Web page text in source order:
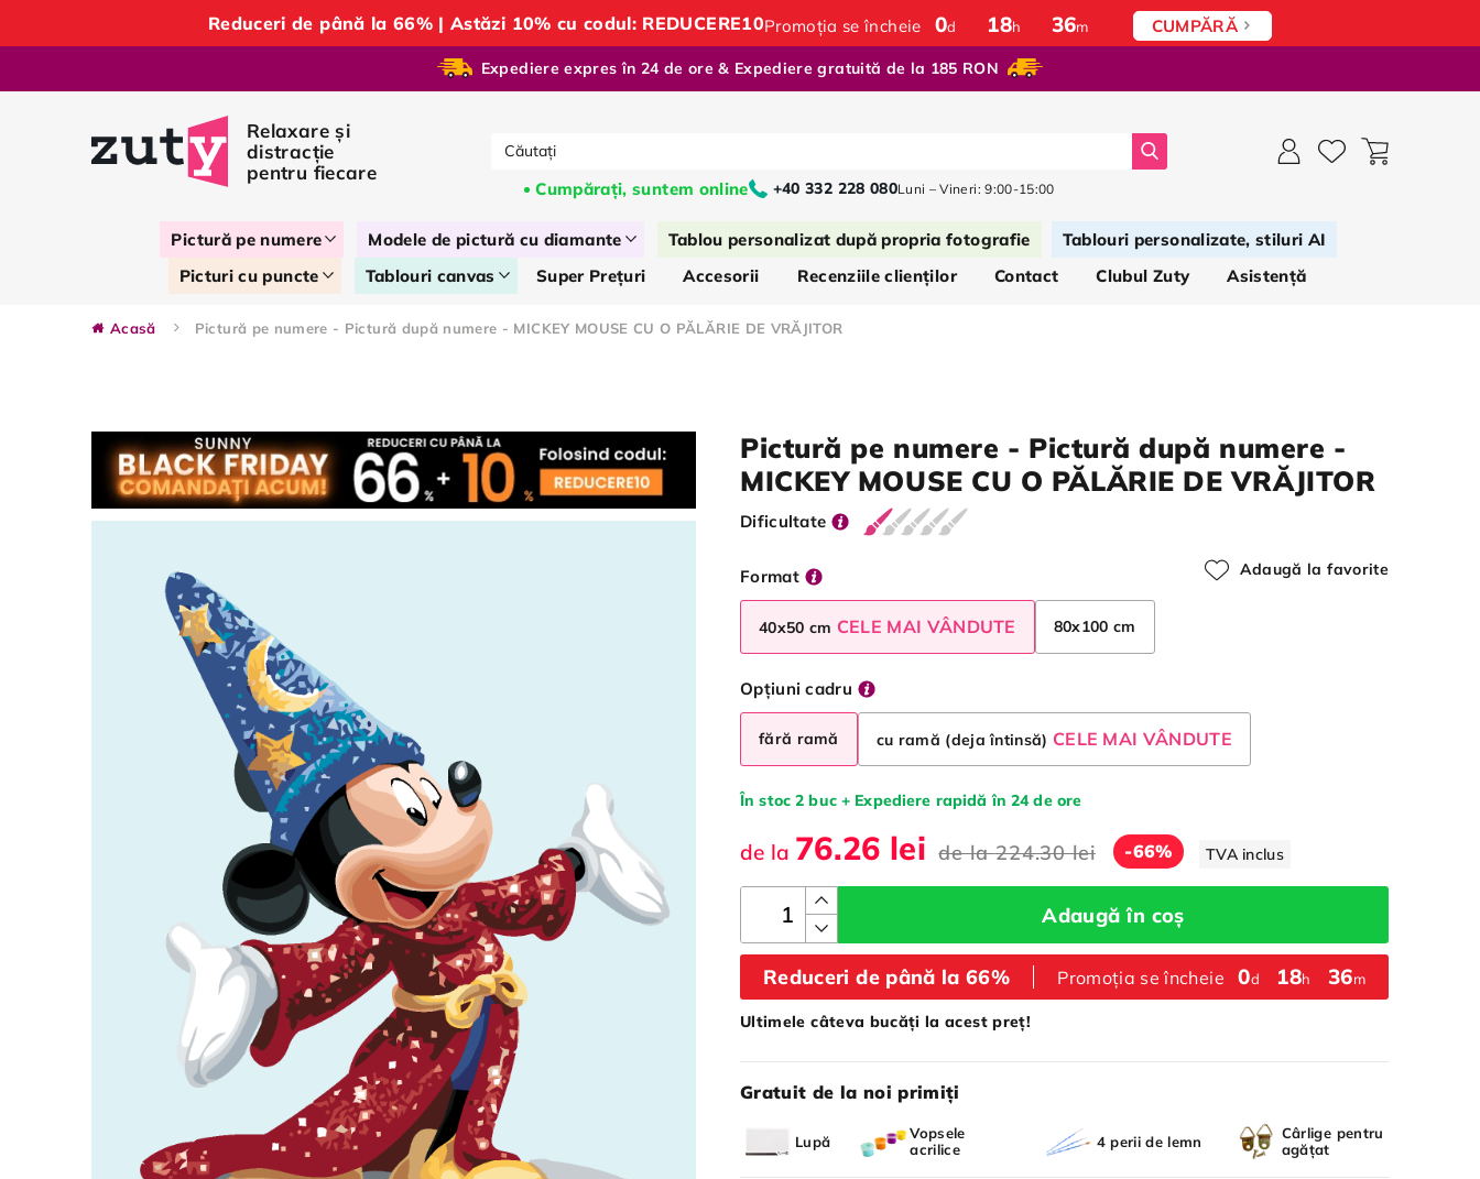
Reduceri de până la 66% | Astăzi 10% cu codul: REDUCERE10Promoția se încheie 0d 18h 36m CUMPĂRĂ
Expediere expres în 24 de ore & Expediere gratuită de la 185 RON
Căutați
Cumpărați, suntem online +40 332 228 080Luni – Vineri: 9:00-15:00
Pictură pe numere Modele de pictură cu diamante Tablou personalizat după propria fotografie
Tablouri personalizate, stiluri AI
Picturi cu puncte
Tablouri canvas Super Prețuri Accesorii Recenziile clienților Contact Clubul Zuty Asistență
Acasă Pictură pe numere - Pictură după numere - MICKEY MOUSE CU O PĂLĂRIE DE VRĂJITOR
Pictură pe numere - Pictură după numere -
MICKEY MOUSE CU O PĂLĂRIE DE VRĂJITOR
Dificultate
Adaugă la favorite
Format
40x50 cm CELE MAI VÂNDUTE 80x100 cm
Opțiuni cadru
fără ramă cu ramă (deja întinsă) CELE MAI VÂNDUTE
În stoc 2 buc + Expediere rapidă în 24 de ore
de la 76.26 lei de la224.30 lei -66% TVA inclus
Adaugă în coș
Reduceri de până la 66% Promoția se încheie 0d 18h 36m
Ultimele câteva bucăți la acest preț!
Gratuit de la noi primiți
Lupă
Vopsele
acrilice
4 perii de lemn
Cârlige pentru
agățat